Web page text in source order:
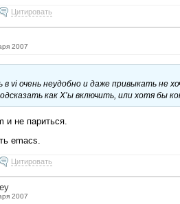
Цитировать
2007
vi очень неудобно и даже привыкать не
как X’ы включить, или хотя бы
и не париться.
emacs.
Цитировать
2007